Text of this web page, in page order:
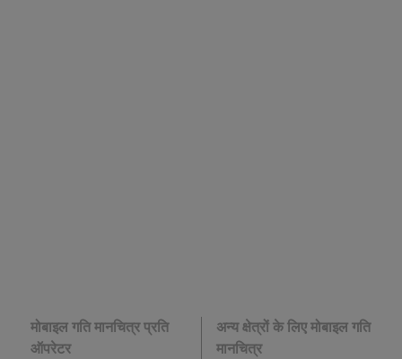
मोबाइल गति मानचित्र प्रति
ऑपरेटर
अन्य क्षेत्रों के लिए मोबाइल गति
मानचित्र